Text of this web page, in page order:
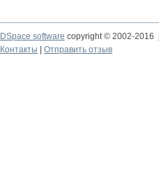
DSpace software copyright © 2002-2016
Контакты
Отправить отзыв